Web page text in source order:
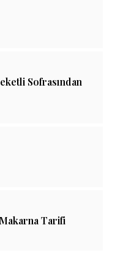
Sofrasından
Tarifi